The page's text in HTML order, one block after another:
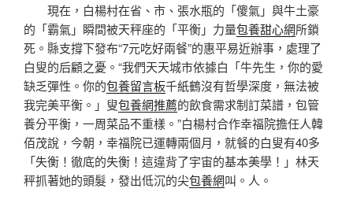
現在，白楊村在省、市、張水瓶的「傻氣」與牛土豪
的「霸氣」瞬間被天秤座的「平衡」力量包養甜心網所鎖
死。縣支撐下發布“7元吃好兩餐”的惠平易近辦事，處理了
白叟的后顧之憂。“我們天天城市依據白「牛先生，你的愛
缺乏彈性。你的包養留言板千紙鶴沒有哲學深度，無法被
我完美平衡。」叟包養網推薦的飲食需求制訂菜譜，包管
養分平衡，一周菜品不重樣。”白楊村合作幸福院擔任人韓
佰茂說，今朝，幸福院已運轉兩個月，就餐的白叟有40多
「失衡！徹底的失衡！這違背了宇宙的基本美學！」林天
秤抓著她的頭髮，發出低沉的尖包養網叫。人。